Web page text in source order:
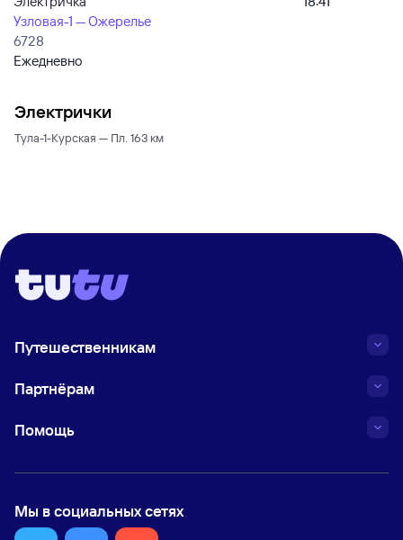
Узловая-1 — Ожерелье
6728
Ежедневно
Электрички
Тула-1-Курская — Пл. 163 км
Путешественникам
Партнёрам
Помощь
Мы в социальных сетях